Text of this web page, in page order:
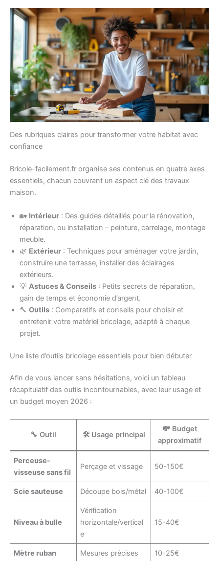
Des rubriques claires pour transformer votre habitat avec
confiance
Bricole-facilement.fr organise ses contenus en quatre axes
essentiels, chacun couvrant un aspect clé des travaux
maison.
🏡 Intérieur : Des guides détaillés pour la rénovation,
réparation, ou installation – peinture, carrelage, montage
meuble.
🌿 Extérieur : Techniques pour aménager votre jardin,
construire une terrasse, installer des éclairages
extérieurs.
💡 Astuces & Conseils : Petits secrets de réparation,
gain de temps et économie d’argent.
🔨 Outils : Comparatifs et conseils pour choisir et
entretenir votre matériel bricolage, adapté à chaque
projet.
Une liste d’outils bricolage essentiels pour bien débuter
Afin de vous lancer sans hésitations, voici un tableau
récapitulatif des outils incontournables, avec leur usage et
un budget moyen 2026 :
🔧 Outil 🛠️ Usage principal
💸 Budget
approximatif
Perceuse-
visseuse sans fil
Perçage et vissage 50-150€
Scie sauteuse Découpe bois/métal 40-100€
Niveau à bulle
Vérification
horizontale/vertical
e
15-40€
Mètre ruban Mesures précises 10-25€